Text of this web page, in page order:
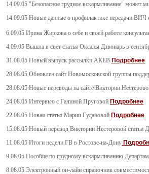
14.09.05 "Безопасное грудное вскармливание" может
14.09.05 Новые данные о профилактике передачи ВИЧ
6.09.05 Ирина Жиркова о себе и своей работе
4.09.05 Вышла в свет статья Оксаны Дзвонарь в
31.08.05 Новый выпуск рассылки АКЕВ Подробнее
28.08.05 Обновлен сайт Новомосковской группы
28.08.05 Новые переводы на сайте Виктории
24.08.05 Интервью с Галиной Пруговой Подробнее
22.08.05 Новая статья Марии Гудановой Подробнее
15.08.05 Новый перевод Виктории Нестеровой
11.08.05 Итоги недели ГВ в Ростове-на-Дону
9.08.05 Пособие по грудному вскармливанию
8.08.05 Электронный он-лайн справочник